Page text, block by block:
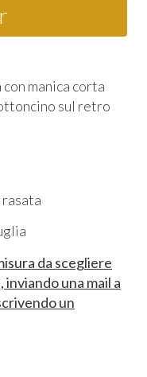
manica corta
sul retro
da scegliere
una mail a
un